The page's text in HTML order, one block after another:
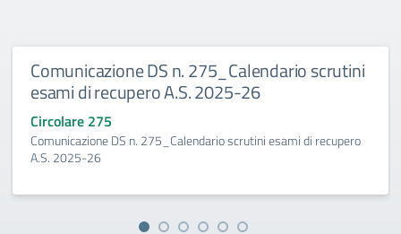
Comunicazione DS n. 275_Calendario scrutini
esami di recupero A.S. 2025-26
Circolare 275
Comunicazione DS n. 275_Calendario scrutini esami di recupero
A.S. 2025-26